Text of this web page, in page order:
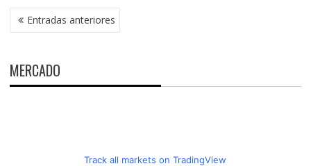
NAVEGACIÓN
DE Entradas anteriores
MERCADO
Track all markets on TradingView